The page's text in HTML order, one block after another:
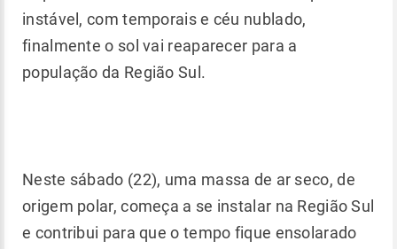
instável, com temporais e céu nublado,
finalmente o sol vai reaparecer para a
população da Região Sul.
Neste sábado (22), uma massa de ar seco, de
origem polar, começa a se instalar na Região Sul
e contribui para que o tempo fique ensolarado